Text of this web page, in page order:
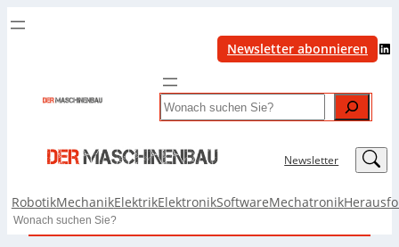
Newsletter abonnieren LinkedIn
Search
Newsletter LinkedIn
RobotikMechanikElektrikElektronikSoftwareMechatronik
Search